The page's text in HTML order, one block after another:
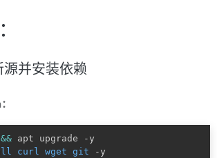
并安装依赖
&&
curl wget git -y